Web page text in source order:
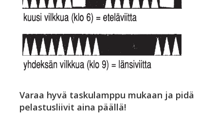
Varaa hyvä taskulamppu mukaan ja pidä
pelastusliivit aina päällä!